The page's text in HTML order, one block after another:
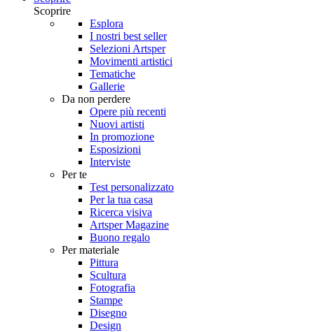
Scoprire
Esplora
I nostri best seller
Selezioni Artsper
Movimenti artistici
Tematiche
Gallerie
Da non perdere
Opere più recenti
Nuovi artisti
In promozione
Esposizioni
Interviste
Per te
Test personalizzato
Per la tua casa
Ricerca visiva
Artsper Magazine
Buono regalo
Per materiale
Pittura
Scultura
Fotografia
Stampe
Disegno
Design